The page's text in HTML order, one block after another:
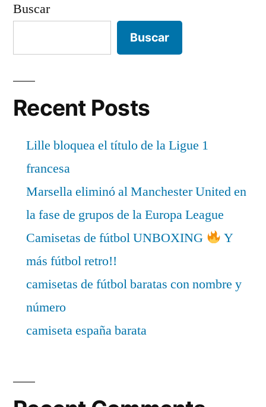
Buscar
Buscar
Recent Posts
Lille bloquea el título de la Ligue 1
francesa
Marsella eliminó al Manchester United en
la fase de grupos de la Europa League
Camisetas de fútbol UNBOXING
Y
más fútbol retro!!
camisetas de fútbol baratas con nombre y
número
camiseta españa barata